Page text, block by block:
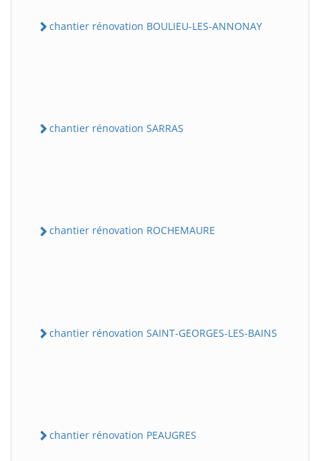
chantier rénovation BOULIEU-LES-ANNONAY
chantier rénovation SARRAS
chantier rénovation ROCHEMAURE
chantier rénovation SAINT-GEORGES-LES-BAINS
chantier rénovation PEAUGRES